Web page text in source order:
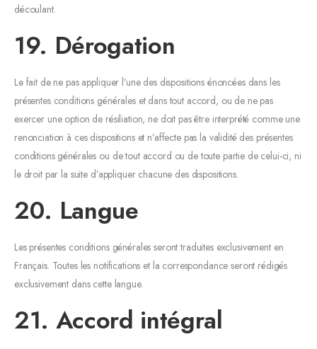
découlant.
19. Dérogation
Le fait de ne pas appliquer l’une des dispositions énoncées dans les
présentes conditions générales et dans tout accord, ou de ne pas
exercer une option de résiliation, ne doit pas être interprété comme une
renonciation à ces dispositions et n’affecte pas la validité des présentes
conditions générales ou de tout accord ou de toute partie de celui-ci, ni
le droit par la suite d’appliquer chacune des dispositions.
20. Langue
Les présentes conditions générales seront traduites exclusivement en
Français. Toutes les notifications et la correspondance seront rédigés
exclusivement dans cette langue.
21. Accord intégral